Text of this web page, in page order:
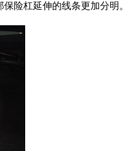
险杠延伸的线条更加分明。